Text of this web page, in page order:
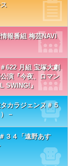
報番組 梅芸NAVI
622 月組 宝塚大劇
演『今夜、ロマン
SWING!』
カラジェンヌ＃５
－
３４「遠野あす